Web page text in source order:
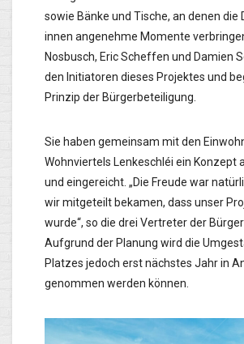
sowie Bänke und Tische, an denen die
innen angenehme Momente
Nosbusch, Eric Scheffen und Damien
den Initiatoren dieses Projektes und
Prinzip der Bürgerbeteiligung.
Sie haben gemeinsam mit den
Wohnviertels Lenkeschléi ein Konzept
und eingereicht. „Die Freude war
wir mitgeteilt bekamen, dass unser
wurde“, so die drei Vertreter der
Aufgrund der Planung wird die
Platzes jedoch erst nächstes Jahr in
genommen werden können.